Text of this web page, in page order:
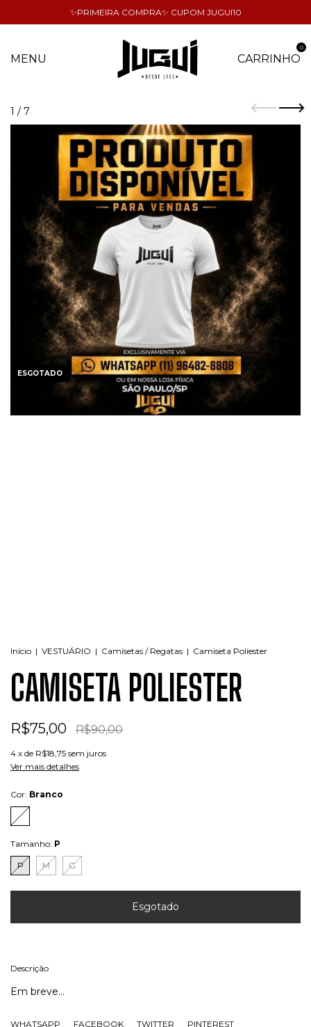
✨PRIMEIRA COMPRA✨ CUPOM JUGUI10
MENU CARRINHO
0
1 / 7
ESGOTADO
Início | VESTUÁRIO | Camisetas / Regatas | Camiseta Poliester
CAMISETA POLIESTER
R$75,00 R$90,00
4 x de R$18,75 sem juros
Ver mais detalhes
Cor: Branco
Tamanho: P
P M G
Descrição
Em breve...
WHATSAPP FACEBOOK TWITTER PINTEREST